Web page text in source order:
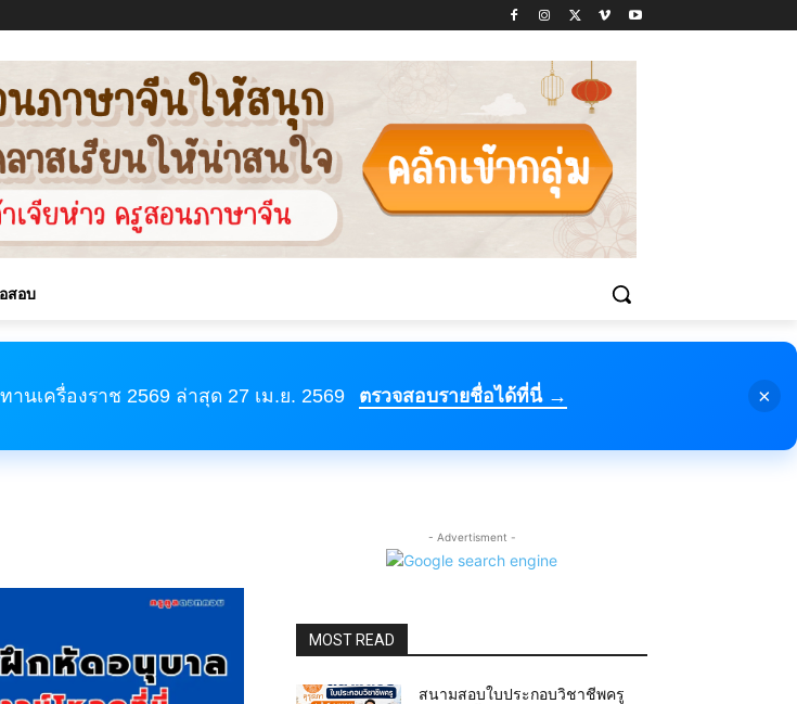
สอบ
านเครื่องราช 2569 ล่าสุด 27 เม.ย. 2569 ตรวจสอบรายชื่อได้ที่นี่ → ×
- Advertisment -
MOST READ
สนามสอบใบประกอบวิชาชีพครู